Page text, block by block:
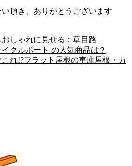
頂き、ありがとうございます
しゃれに見せる：草目路
クルポート の人気商品は？
れ!?フラット屋根の車庫屋根・カ